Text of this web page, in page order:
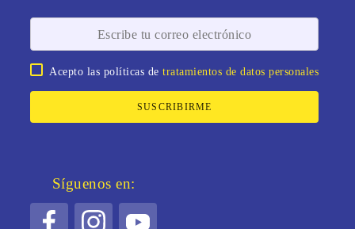
Acepto las políticas detratamientos de datos personales
SUSCRIBIRME
Síguenos en: